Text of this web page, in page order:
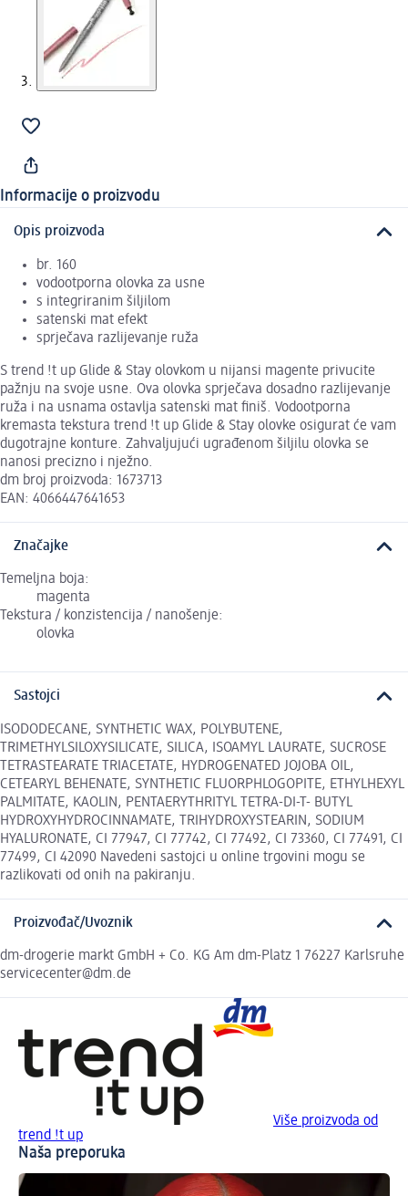
Informacije o proizvodu
Opis proizvoda
br. 160
vodootporna olovka za usne
s integriranim šiljilom
satenski mat efekt
sprječava razlijevanje ruža
S trend !t up Glide & Stay olovkom u nijansi magente privucite
pažnju na svoje usne. Ova olovka sprječava dosadno razlijevanje
ruža i na usnama ostavlja satenski mat finiš. Vodootporna
kremasta tekstura trend !t up Glide & Stay olovke osigurat će vam
dugotrajne konture. Zahvaljujući ugrađenom šiljilu olovka se
nanosi precizno i nježno.
dm broj proizvoda: 1673713
EAN: 4066447641653
Značajke
Temeljna boja:
magenta
Tekstura / konzistencija / nanošenje:
olovka
Sastojci
ISODODECANE, SYNTHETIC WAX, POLYBUTENE,
TRIMETHYLSILOXYSILICATE, SILICA, ISOAMYL LAURATE, SUCROSE
TETRASTEARATE TRIACETATE, HYDROGENATED JOJOBA OIL,
CETEARYL BEHENATE, SYNTHETIC FLUORPHLOGOPITE, ETHYLHEXYL
PALMITATE, KAOLIN, PENTAERYTHRITYL TETRA-DI-T- BUTYL
HYDROXYHYDROCINNAMATE, TRIHYDROXYSTEARIN, SODIUM
HYALURONATE, CI 77947, CI 77742, CI 77492, CI 73360, CI 77491, CI
77499, CI 42090 Navedeni sastojci u online trgovini mogu se
razlikovati od onih na pakiranju.
Proizvođač/Uvoznik
dm-drogerie markt GmbH + Co. KG Am dm-Platz 1 76227 Karlsruhe
servicecenter@dm.de
Više proizvoda od
trend !t up
Naša preporuka